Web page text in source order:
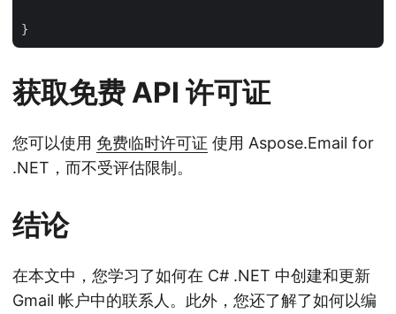
获取免费 API 许可证
您可以使用 免费临时许可证 使用 Aspose.Email for
.NET，而不受评估限制。
结论
在本文中，您学习了如何在 C# .NET 中创建和更新
Gmail 帐户中的联系人。此外，您还了解了如何以编